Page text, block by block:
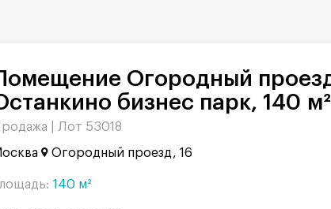
в БЦ
бизнес парк, 140 м²
| Лот 53018
Огородный проезд, 16
140 м²